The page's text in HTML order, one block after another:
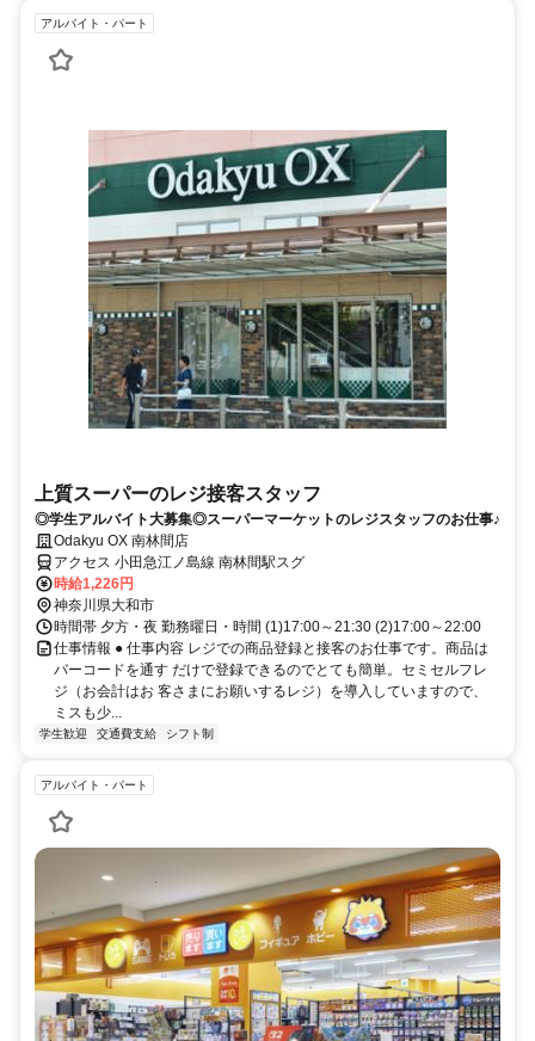
アルバイト・パート
上質スーパーのレジ接客スタッフ
◎学生アルバイト大募集◎スーパーマーケットのレジスタッフのお仕事♪
Odakyu OX 南林間店
アクセス 小田急江ノ島線 南林間駅スグ
時給1,226円
神奈川県大和市
時間帯 夕方・夜 勤務曜日・時間 (1)17:00～21:30 (2)17:00～22:00
仕事情報 ● 仕事内容 レジでの商品登録と接客のお仕事です。商品は
バーコードを通す だけで登録できるのでとても簡単。セミセルフレ
ジ（お会計はお 客さまにお願いするレジ）を導入していますので、
ミスも少...
学生歓迎 交通費支給 シフト制
アルバイト・パート